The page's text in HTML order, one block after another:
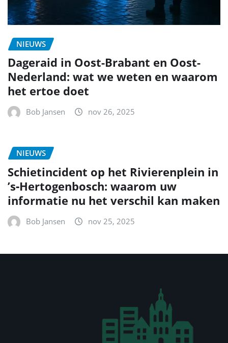
NIEUWS
Dageraid in Oost-Brabant en Oost-
Nederland: wat we weten en waarom
het ertoe doet
Bob Jansen nov 26, 2025
NIEUWS
Schietincident op het Rivierenplein in
’s‑Hertogenbosch: waarom uw
informatie nu het verschil kan maken
Bob Jansen nov 25, 2025